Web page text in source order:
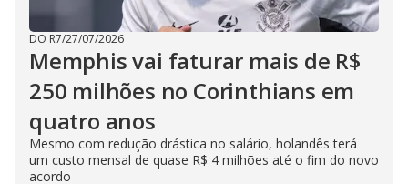
DO R7/27/07/2026
Memphis vai faturar mais de R$
250 milhões no Corinthians em
quatro anos
Mesmo com redução drástica no salário, holandês terá
um custo mensal de quase R$ 4 milhões até o fim do novo
acordo